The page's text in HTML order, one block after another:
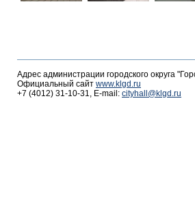
Адрес администрации городского округа
Официальный сайт www.klgd.ru
+7 (4012) 31-10-31, E-mail: cityhall@klgd.ru